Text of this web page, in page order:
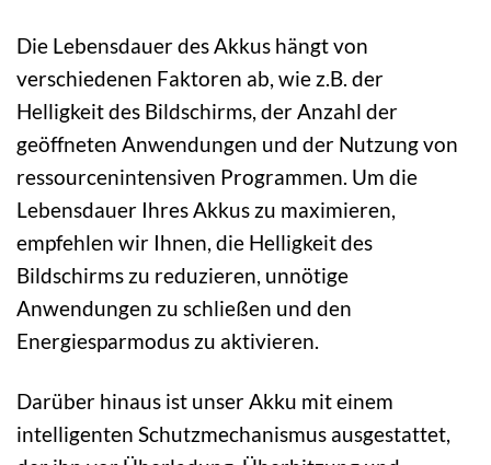
Die Lebensdauer des Akkus hängt von
verschiedenen Faktoren ab, wie z.B. der
Helligkeit des Bildschirms, der Anzahl der
geöffneten Anwendungen und der Nutzung von
ressourcenintensiven Programmen. Um die
Lebensdauer Ihres Akkus zu maximieren,
empfehlen wir Ihnen, die Helligkeit des
Bildschirms zu reduzieren, unnötige
Anwendungen zu schließen und den
Energiesparmodus zu aktivieren.
Darüber hinaus ist unser Akku mit einem
intelligenten Schutzmechanismus ausgestattet,